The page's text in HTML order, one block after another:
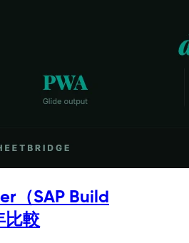
（SAP Build
比較